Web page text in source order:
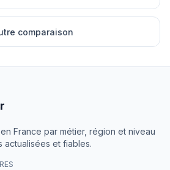
comparaison
France par métier, région et niveau
et fiables.